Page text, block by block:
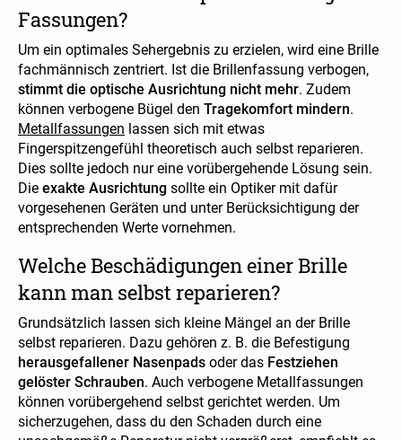
Fassungen?
Um ein optimales Sehergebnis zu erzielen, wird eine Brille
fachmännisch zentriert. Ist die Brillenfassung verbogen,
stimmt die optische Ausrichtung nicht mehr. Zudem
können verbogene Bügel den Tragekomfort mindern.
Metallfassungen lassen sich mit etwas
Fingerspitzengefühl theoretisch auch selbst reparieren.
Dies sollte jedoch nur eine vorübergehende Lösung sein.
Die exakte Ausrichtung sollte ein Optiker mit dafür
vorgesehenen Geräten und unter Berücksichtigung der
entsprechenden Werte vornehmen.
Welche Beschädigungen einer Brille
kann man selbst reparieren?
Grundsätzlich lassen sich kleine Mängel an der Brille
selbst reparieren. Dazu gehören z. B. die Befestigung
herausgefallener Nasenpads oder das Festziehen
gelöster Schrauben. Auch verbogene Metallfassungen
können vorübergehend selbst gerichtet werden. Um
sicherzugehen, dass du den Schaden durch eine